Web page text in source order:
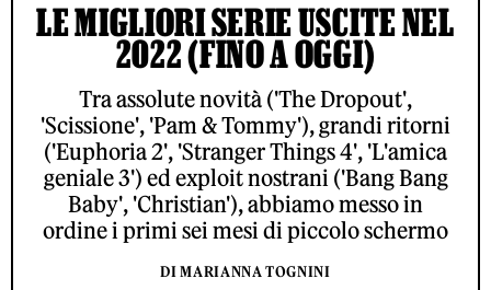
LE MIGLIORI SERIE USCITE NEL
2022 (FINO A OGGI)
Tra assolute novità ('The Dropout',
'Scissione', 'Pam & Tommy'), grandi ritorni
('Euphoria 2', 'Stranger Things 4', 'L'amica
geniale 3') ed exploit nostrani ('Bang Bang
Baby', 'Christian'), abbiamo messo in
ordine i primi sei mesi di piccolo schermo
DI MARIANNA TOGNINI